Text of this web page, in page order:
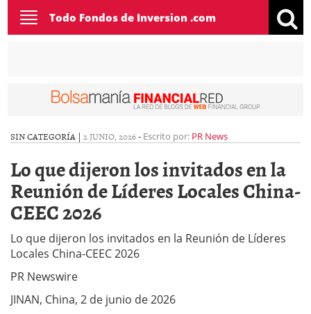
Toggle
navigation
Todo Fondos de Inversion .com
SIN CATEGORÍA | 2 JUNIO, 2026- Escrito por: PR News
Lo que dijeron los invitados en la
Reunión de Líderes Locales China-
CEEC 2026
Lo que dijeron los invitados en la Reunión de Líderes
Locales China-CEEC 2026
PR Newswire
JINAN, China, 2 de junio de 2026